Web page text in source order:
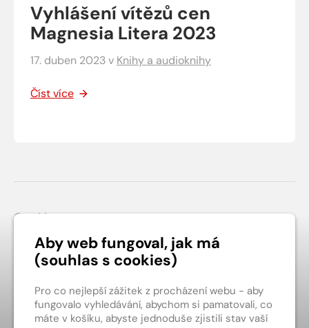
Vyhlášení vítězů cen
Magnesia Litera 2023
17. duben 2023v Knihy a audioknihy
Číst více
Cookies
Obchodní podmínky
Ochrana soukromí
Aby web fungoval, jak má
(souhlas s cookies)
Pro co nejlepší zážitek z procházení webu - aby
fungovalo vyhledávání, abychom si pamatovali, co
máte v košíku, abyste jednoduše zjistili stav vaší